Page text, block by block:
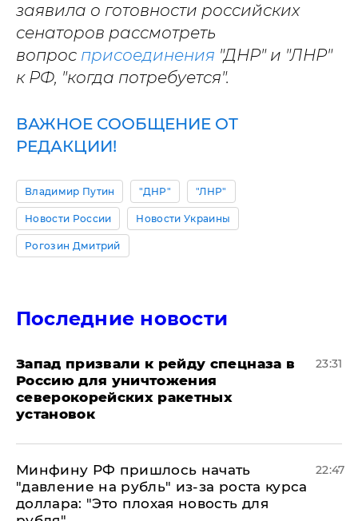
заявила о готовности российских
сенаторов рассмотреть
вопрос присоединения "ДНР" и "ЛНР"
к РФ, "когда потребуется".
ВАЖНОЕ СООБЩЕНИЕ ОТ
РЕДАКЦИИ!
Владимир Путин "ДНР" "ЛНР"
Новости России Новости Украины
Рогозин Дмитрий
Последние новости
Запад призвали к рейду спецназа в
Россию для уничтожения
северокорейских ракетных
установок
23:31
Минфину РФ пришлось начать
"давление на рубль" из-за роста курса
доллара: "Это плохая новость для
22:47